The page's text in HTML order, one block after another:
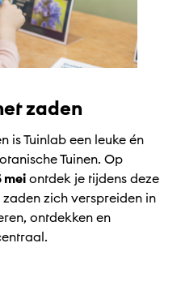
zaden
is Tuinlab een leuke én
Tuinen. Op
meiontdek je tijdens deze
zich verspreiden in
ontdekken en